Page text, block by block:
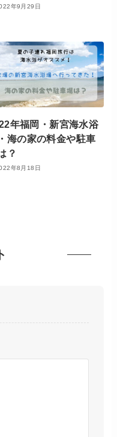
年9月29日
年福岡・新宮海水浴
海の家の料金や駐車
？
年8月18日